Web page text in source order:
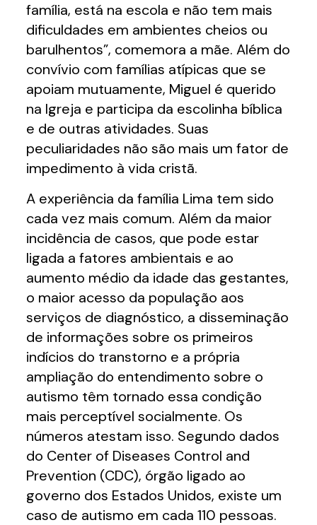
família, está na escola e não tem mais
dificuldades em ambientes cheios ou
barulhentos”, comemora a mãe. Além do
convívio com famílias atípicas que se
apoiam mutuamente, Miguel é querido
na Igreja e participa da escolinha bíblica
e de outras atividades. Suas
peculiaridades não são mais um fator de
impedimento à vida cristã.
A experiência da família Lima tem sido
cada vez mais comum. Além da maior
incidência de casos, que pode estar
ligada a fatores ambientais e ao
aumento médio da idade das gestantes,
o maior acesso da população aos
serviços de diagnóstico, a disseminação
de informações sobre os primeiros
indícios do transtorno e a própria
ampliação do entendimento sobre o
autismo têm tornado essa condição
mais perceptível socialmente. Os
números atestam isso. Segundo dados
do Center of Diseases Control and
Prevention (CDC), órgão ligado ao
governo dos Estados Unidos, existe um
caso de autismo em cada 110 pessoas.